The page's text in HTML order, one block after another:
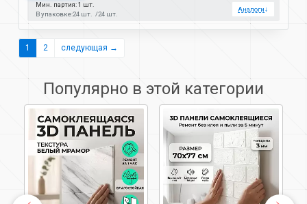
Мин. партия: 1 шт.
В упаковке:24 шт. 24 шт.
Аналоги↓
1 2 следующая →
Популярно в этой категории